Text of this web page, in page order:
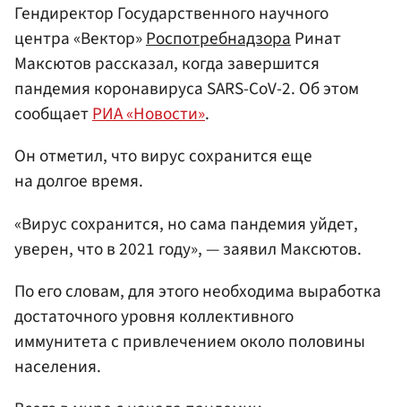
Гендиректор Государственного научного
центра «Вектор»РоспотребнадзораРинат
Максютов рассказал, когда завершится
пандемия коронавируса SARS-CoV-2. Об этом
сообщаетРИА «Новости».
Он отметил, что вирус сохранится еще
на долгое время.
«Вирус сохранится, но сама пандемия уйдет,
уверен, что в 2021 году», — заявил Максютов.
По его словам, для этого необходима выработка
достаточного уровня коллективного
иммунитета с привлечением около половины
населения.